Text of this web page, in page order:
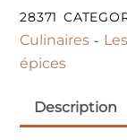
28371
Culinaires -
épices
Description